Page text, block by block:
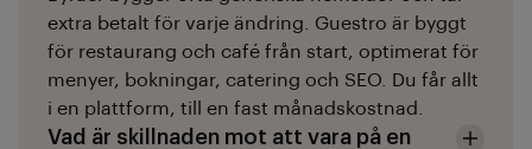
extra betalt för varje ändring. Guestro är byggt
för restaurang och café från start, optimerat för
menyer, bokningar, catering och SEO. Du får allt
i en plattform, till en fast månadskostnad.
Vad är skillnaden mot att vara på en